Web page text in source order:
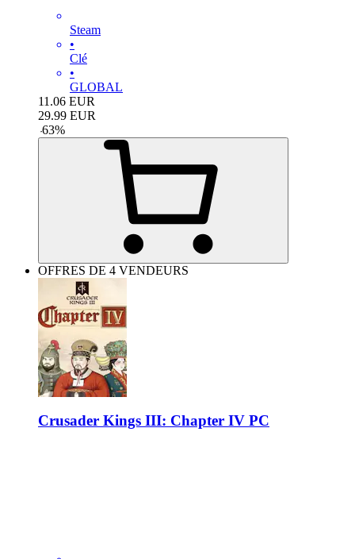
Steam
•
Clé
•
GLOBAL
11.06 EUR
29.99 EUR
-63%
OFFRES DE 4 VENDEURS
Crusader Kings III: Chapter IV PC